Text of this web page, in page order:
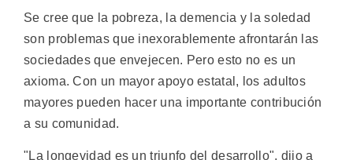
Se cree que la pobreza, la demencia y la soledad
son problemas que inexorablemente afrontarán las
sociedades que envejecen. Pero esto no es un
axioma. Con un mayor apoyo estatal, los adultos
mayores pueden hacer una importante contribución
a su comunidad.
"La longevidad es un triunfo del desarrollo", dijo a